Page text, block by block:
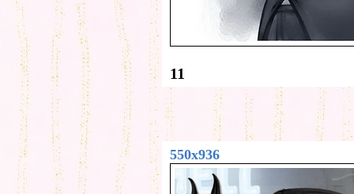
11
550x936